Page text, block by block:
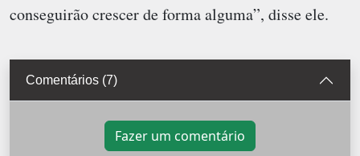
conseguirão crescer de forma alguma”, disse ele.
Comentários (7)
Fazer um comentário